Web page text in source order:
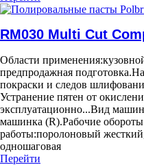
RM030 Multi Cut
Области применения:
предпродажная подготовка.
покраски и следов
Устранение пятен от
эксплуатационно...Вид
машинка (R).Рабочие
работы:поролоновый
одношаговая
Перейти